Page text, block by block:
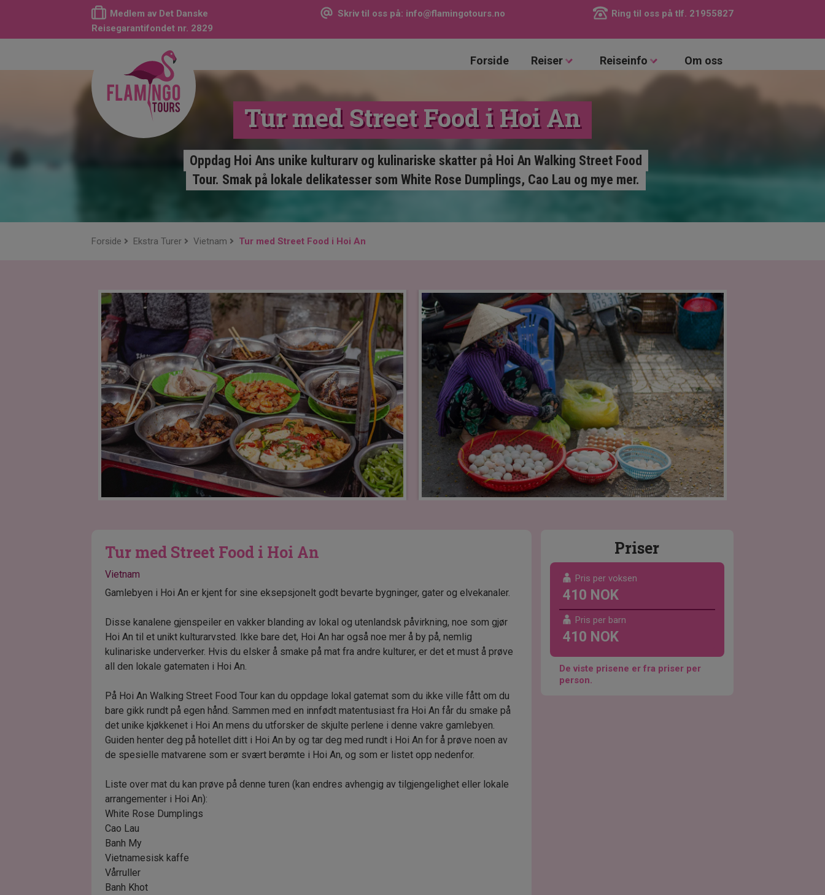
Medlem av Det Danske
Reisegarantifondet nr. 2829
Skriv til oss på: info@flamingotours.no Ring til oss på tlf. 21955827
Forside Reiser Reiseinfo Om oss
Tur med Street Food i Hoi An
Oppdag Hoi Ans unike kulturarv og kulinariske skatter på Hoi An Walking Street Food
Tour. Smak på lokale delikatesser som White Rose Dumplings, Cao Lau og mye mer.
Forside Ekstra Turer Vietnam Tur med Street Food i Hoi An
Tur med Street Food i Hoi An
Vietnam
Gamlebyen i Hoi An er kjent for sine eksepsjonelt godt bevarte bygninger, gater og elvekanaler.
Disse kanalene gjenspeiler en vakker blanding av lokal og utenlandsk påvirkning, noe som gjør
Hoi An til et unikt kulturarvsted. Ikke bare det, Hoi An har også noe mer å by på, nemlig
kulinariske underverker. Hvis du elsker å smake på mat fra andre kulturer, er det et must å prøve
all den lokale gatematen i Hoi An.
På Hoi An Walking Street Food Tour kan du oppdage lokal gatemat som du ikke ville fått om du
bare gikk rundt på egen hånd. Sammen med en innfødt matentusiast fra Hoi An får du smake på
det unike kjøkkenet i Hoi An mens du utforsker de skjulte perlene i denne vakre gamlebyen.
Guiden henter deg på hotellet ditt i Hoi An by og tar deg med rundt i Hoi An for å prøve noen av
de spesielle matvarene som er svært berømte i Hoi An, og som er listet opp nedenfor.
Liste over mat du kan prøve på denne turen (kan endres avhengig av tilgjengelighet eller lokale
arrangementer i Hoi An):
White Rose Dumplings
Cao Lau
Banh My
Vietnamesisk kaffe
Vårruller
Banh Khot
Priser
Pris per voksen
410 NOK
Pris per barn
410 NOK
De viste prisene er fra priser per
person.